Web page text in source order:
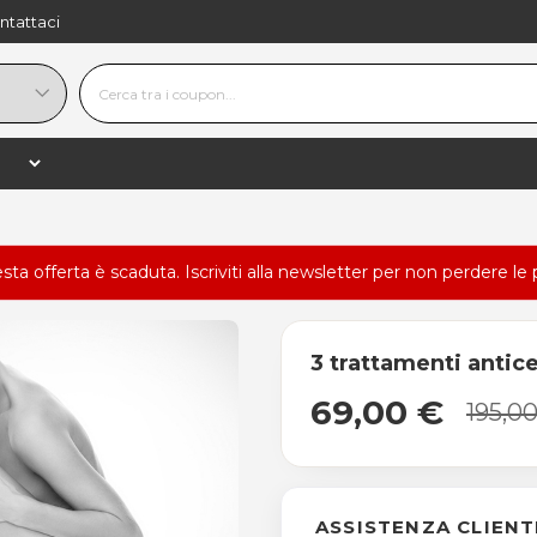
offerta è scaduta. Iscriviti alla newsletter per non perdere le
3 trattamenti
69,00 €
ASSISTENZA